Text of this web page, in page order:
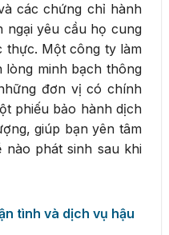
các chứng chỉ hành
ngại yêu cầu họ cung
thực. Một công ty làm
lòng minh bạch thông
đơn vị có chính
phiếu bảo hành dịch
giúp bạn yên tâm
phát sinh sau khi
tình và dịch vụ hậu